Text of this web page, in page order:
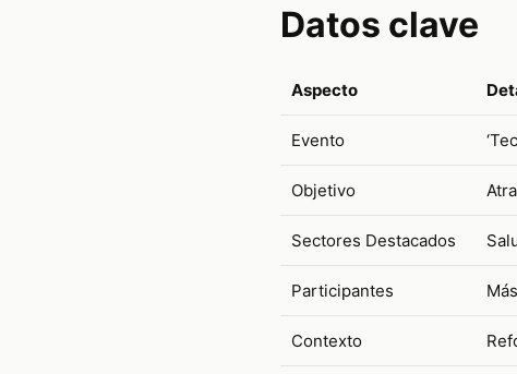
Datos clave
Aspecto
Evento
Objetivo
Sectores Destacados
Participantes
Contexto